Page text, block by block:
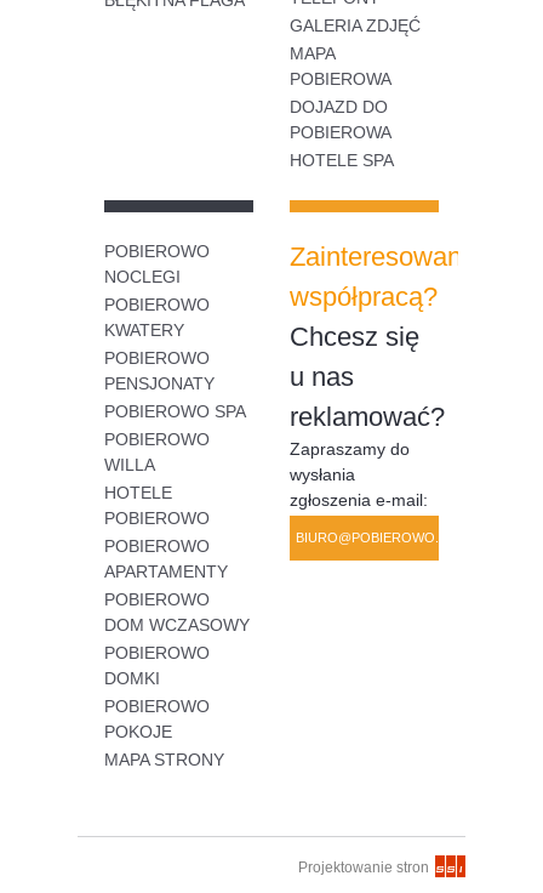
GALERIA ZDJĘĆ
MAPA
POBIEROWA
DOJAZD DO
POBIEROWA
HOTELE SPA
POBIEROWO
NOCLEGI
POBIEROWO
KWATERY
POBIEROWO
PENSJONATY
POBIEROWO SPA
POBIEROWO
WILLA
HOTELE
POBIEROWO
POBIEROWO
APARTAMENTY
POBIEROWO
DOM WCZASOWY
POBIEROWO
DOMKI
POBIEROWO
POKOJE
MAPA STRONY
Zainteresowany
współpracą?
Chcesz się
u nas
reklamować?
Zapraszamy do
wysłania
zgłoszenia e-mail:
BIURO@POBIEROWO.COM.PL
Projektowanie stron